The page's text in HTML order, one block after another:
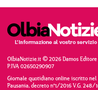
OlbiaNotizie.it © 2026 Damos Editore
P.IVA 02650290907
Giornale quotidiano online iscritto
Pausania, decreto n°1/2016 V.G.